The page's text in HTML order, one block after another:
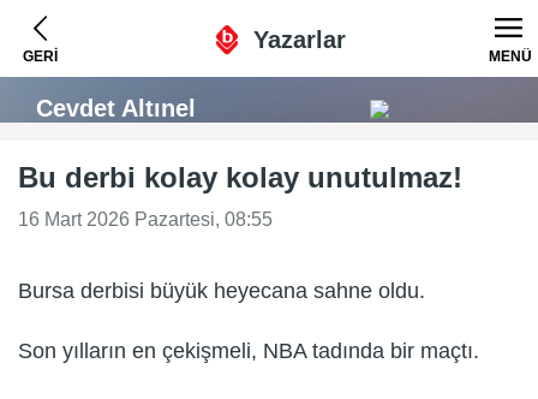
GERİ
Yazarlar
MENÜ
Cevdet Altınel
Bu derbi kolay kolay unutulmaz!
16 Mart 2026 Pazartesi, 08:55
Bursa derbisi büyük heyecana sahne oldu.
Son yılların en çekişmeli, NBA tadında bir maçtı.